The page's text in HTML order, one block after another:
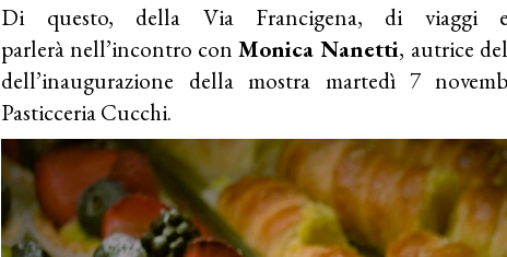
Di questo, della Via Francigena, di
parlerà nell’incontro conMonica Nanetti, autrice
dell’inaugurazione della mostra martedì 7
Pasticceria Cucchi.